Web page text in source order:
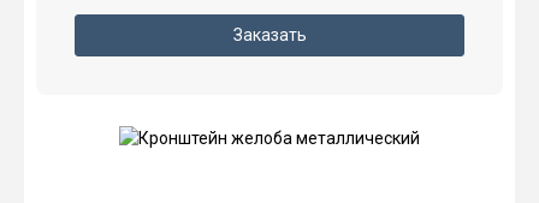
Заказать